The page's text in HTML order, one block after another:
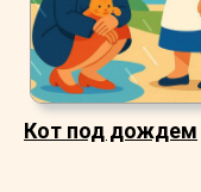
Кот под дождем